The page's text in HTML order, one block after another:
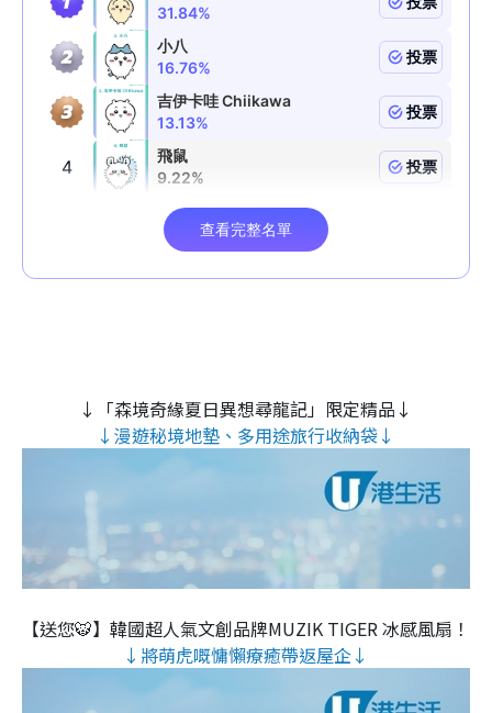
↓「森境奇緣夏日異想尋龍記」限定精品↓
↓漫遊秘境地墊、多用途旅行收納袋↓
【送您🐯】韓國超人氣文創品牌MUZIK TIGER 冰感風扇！
↓將萌虎嘅慵懶療癒帶返屋企↓